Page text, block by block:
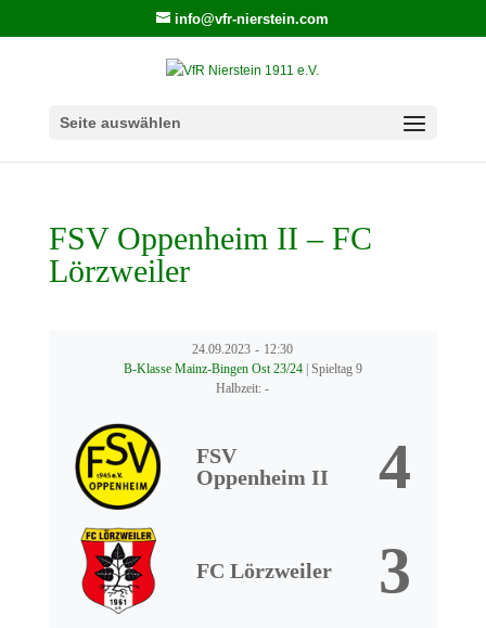
info@vfr-nierstein.com
Seite auswählen
FSV Oppenheim II – FC
Lörzweiler
24.09.2023 - 12:30
B-Klasse Mainz-Bingen Ost 23/24 | Spieltag 9
Halbzeit: -
FSV
Oppenheim II
4
FC Lörzweiler 3